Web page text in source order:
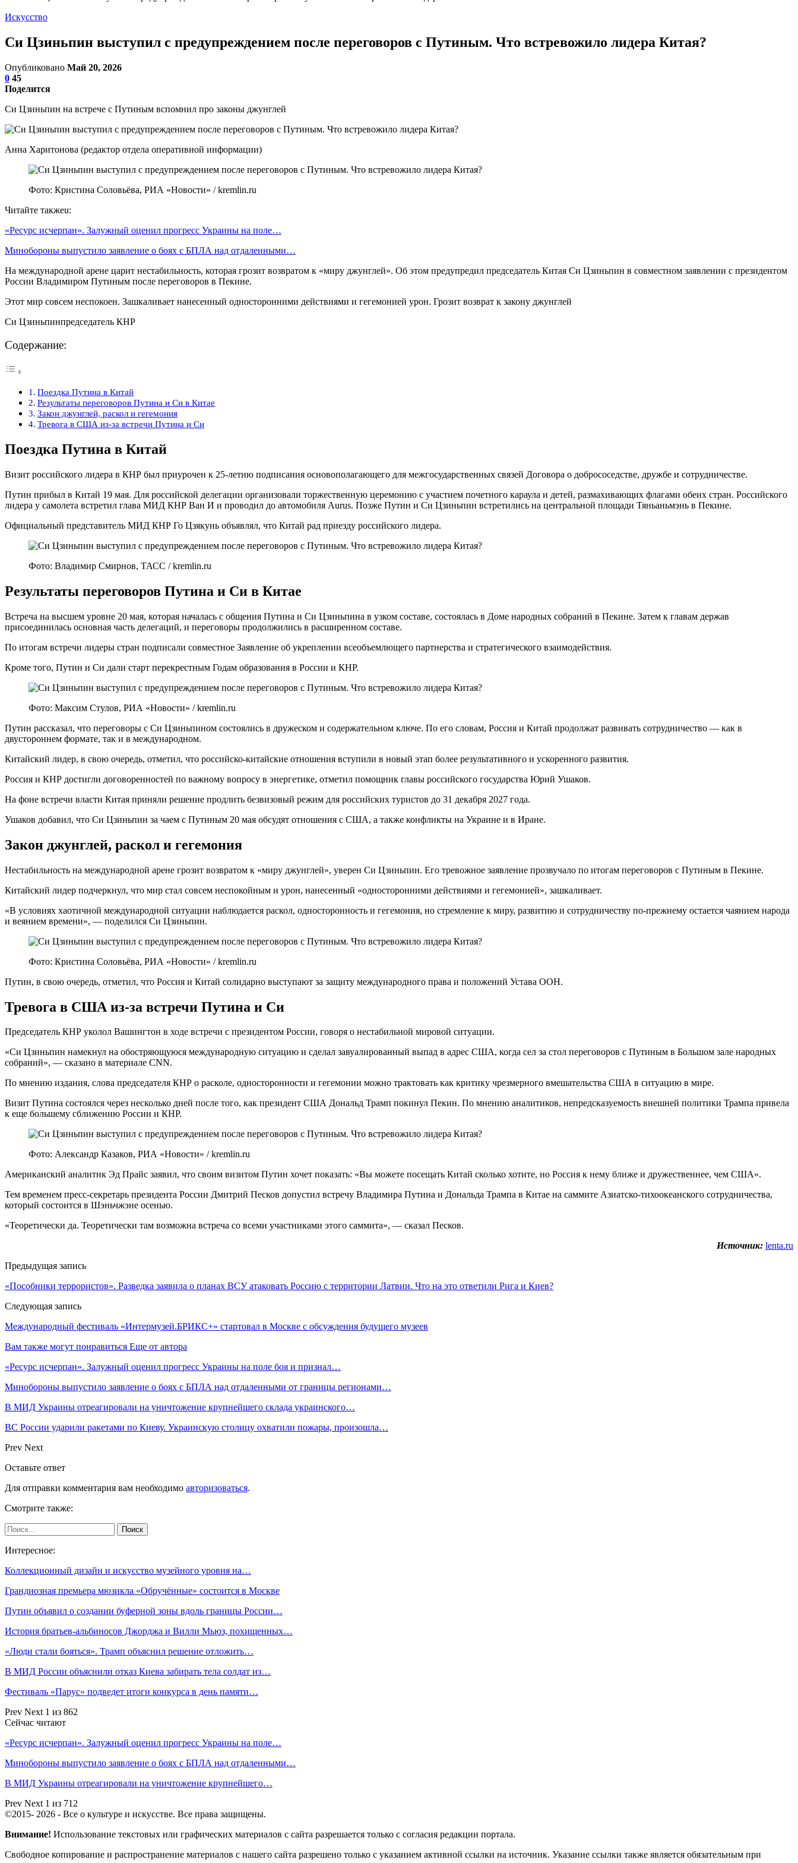
Искусство
Си Цзиньпин выступил с предупреждением после переговоров с Путиным. Что встревожило лидера Китая?
Опубликовано Май 20, 2026
0 45
Поделится
Си Цзиньпин на встрече с Путиным вспомнил про законы джунглей
Анна Харитонова (редактор отдела оперативной информации)
Фото: Кристина Соловьёва, РИА «Новости» / kremlin.ru
Читайте такжеu:
«Ресурс исчерпан». Залужный оценил прогресс Украины на поле…
Минобороны выпустило заявление о боях с БПЛА над отдаленными…
На международной арене царит нестабильность, которая грозит возвратом к «миру джунглей». Об этом предупредил председатель Китая Си Цзиньпин в совместном заявлении с президентом
России Владимиром Путиным после переговоров в Пекине.
Этот мир совсем неспокоен. Зашкаливает нанесенный односторонними действиями и гегемонией урон. Грозит возврат к закону джунглей
Си Цзиньпинпредседатель КНР
Содержание:
Поездка Путина в Китай
Результаты переговоров Путина и Си в Китае
Закон джунглей, раскол и гегемония
Тревога в США из-за встречи Путина и Си
Поездка Путина в Китай
Визит российского лидера в КНР был приурочен к 25-летию подписания основополагающего для межгосударственных связей Договора о добрососедстве, дружбе и сотрудничестве.
Путин прибыл в Китай 19 мая. Для российской делегации организовали торжественную церемонию с участием почетного караула и детей, размахивающих флагами обеих стран. Российского
лидера у самолета встретил глава МИД КНР Ван И и проводил до автомобиля Aurus. Позже Путин и Си Цзиньпин встретились на центральной площади Тяньаньмэнь в Пекине.
Официальный представитель МИД КНР Го Цзякунь объявлял, что Китай рад приезду российского лидера.
Фото: Владимир Смирнов, ТАСС / kremlin.ru
Результаты переговоров Путина и Си в Китае
Встреча на высшем уровне 20 мая, которая началась с общения Путина и Си Цзиньпина в узком составе, состоялась в Доме народных собраний в Пекине. Затем к главам держав
присоединилась основная часть делегаций, и переговоры продолжились в расширенном составе.
По итогам встречи лидеры стран подписали совместное Заявление об укреплении всеобъемлющего партнерства и стратегического взаимодействия.
Кроме того, Путин и Си дали старт перекрестным Годам образования в России и КНР.
Фото: Максим Стулов, РИА «Новости» / kremlin.ru
Путин рассказал, что переговоры с Си Цзиньпином состоялись в дружеском и содержательном ключе. По его словам, Россия и Китай продолжат развивать сотрудничество — как в
двустороннем формате, так и в международном.
Китайский лидер, в свою очередь, отметил, что российско-китайские отношения вступили в новый этап более результативного и ускоренного развития.
Россия и КНР достигли договоренностей по важному вопросу в энергетике, отметил помощник главы российского государства Юрий Ушаков.
На фоне встречи власти Китая приняли решение продлить безвизовый режим для российских туристов до 31 декабря 2027 года.
Ушаков добавил, что Си Цзиньпин за чаем с Путиным 20 мая обсудят отношения с США, а также конфликты на Украине и в Иране.
Закон джунглей, раскол и гегемония
Нестабильность на международной арене грозит возвратом к «миру джунглей», уверен Си Цзиньпин. Его тревожное заявление прозвучало по итогам переговоров с Путиным в Пекине.
Китайский лидер подчеркнул, что мир стал совсем неспокойным и урон, нанесенный «односторонними действиями и гегемонией», зашкаливает.
«В условиях хаотичной международной ситуации наблюдается раскол, односторонность и гегемония, но стремление к миру, развитию и сотрудничеству по-прежнему остается чаянием народа
и веянием времени», — поделился Си Цзиньпин.
Фото: Кристина Соловьёва, РИА «Новости» / kremlin.ru
Путин, в свою очередь, отметил, что Россия и Китай солидарно выступают за защиту международного права и положений Устава ООН.
Тревога в США из-за встречи Путина и Си
Председатель КНР уколол Вашингтон в ходе встречи с президентом России, говоря о нестабильной мировой ситуации.
«Си Цзиньпин намекнул на обостряющуюся международную ситуацию и сделал завуалированный выпад в адрес США, когда сел за стол переговоров с Путиным в Большом зале народных
собраний», — сказано в материале CNN.
По мнению издания, слова председателя КНР о расколе, односторонности и гегемонии можно трактовать как критику чрезмерного вмешательства США в ситуацию в мире.
Визит Путина состоялся через несколько дней после того, как президент США Дональд Трамп покинул Пекин. По мнению аналитиков, непредсказуемость внешней политики Трампа привела
к еще большему сближению России и КНР.
Фото: Александр Казаков, РИА «Новости» / kremlin.ru
Американский аналитик Эд Прайс заявил, что своим визитом Путин хочет показать: «Вы можете посещать Китай сколько хотите, но Россия к нему ближе и дружественнее, чем США».
Тем временем пресс-секретарь президента России Дмитрий Песков допустил встречу Владимира Путина и Дональда Трампа в Китае на саммите Азиатско-тихоокеанского сотрудничества,
который состоится в Шэньчжэне осенью.
«Теоретически да. Теоретически там возможна встреча со всеми участниками этого саммита», — сказал Песков.
Источник: lenta.ru
Предыдущая запись
«Пособники террористов». Разведка заявила о планах ВСУ атаковать Россию с территории Латвии. Что на это ответили Рига и Киев?
Следующая запись
Международный фестиваль «Интермузей.БРИКС+» стартовал в Москве с обсуждения будущего музеев
Вам также могут понравиться Еще от автора
«Ресурс исчерпан». Залужный оценил прогресс Украины на поле боя и признал…
Минобороны выпустило заявление о боях с БПЛА над отдаленными от границы регионами…
В МИД Украины отреагировали на уничтожение крупнейшего склада украинского…
ВС России ударили ракетами по Киеву. Украинскую столицу охватили пожары, произошла…
Prev Next
Оставьте ответ
Для отправки комментария вам необходимо авторизоваться.
Смотрите также:
Интересное:
Коллекционный дизайн и искусство музейного уровня на…
Грандиозная премьера мюзикла «Обручённые» состоится в Москве
Путин объявил о создании буферной зоны вдоль границы России…
История братьев-альбиносов Джорджа и Вилли Мьюз, похищенных…
«Люди стали бояться». Трамп объяснил решение отложить…
В МИД России объяснили отказ Киева забирать тела солдат из…
Фестиваль «Парус» подведет итоги конкурса в день памяти…
Prev Next 1 из 862
Сейчас читают
«Ресурс исчерпан». Залужный оценил прогресс Украины на поле…
Минобороны выпустило заявление о боях с БПЛА над отдаленными…
В МИД Украины отреагировали на уничтожение крупнейшего…
Prev Next 1 из 712
©2015- 2026 - Все о культуре и искусстве. Все права защищены.
Внимание! Использование текстовых или графических материалов с сайта разрешается только c согласия редакции портала.
Свободное копирование и распространение материалов с нашего сайта разрешено только с указанием активной ссылки на источник. Указание ссылки также является обязательным при